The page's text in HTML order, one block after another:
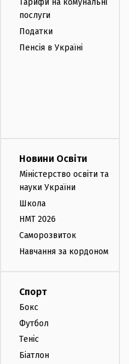
Тарифи на комунальні
послуги
Податки
Пенсія в Україні
Новини Освіти
Міністерство освіти та
науки України
Школа
НМТ 2026
Саморозвиток
Навчання за кордоном
Спорт
Бокс
Футбол
Теніс
Біатлон